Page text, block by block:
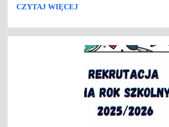
REKRUTACJA
CZYTAJ WIĘCEJ